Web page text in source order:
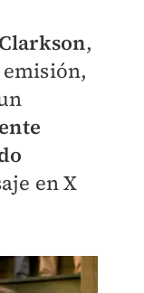
,
en X